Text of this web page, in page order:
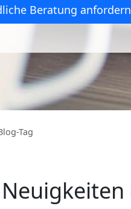
Beratung anfordern
Tag